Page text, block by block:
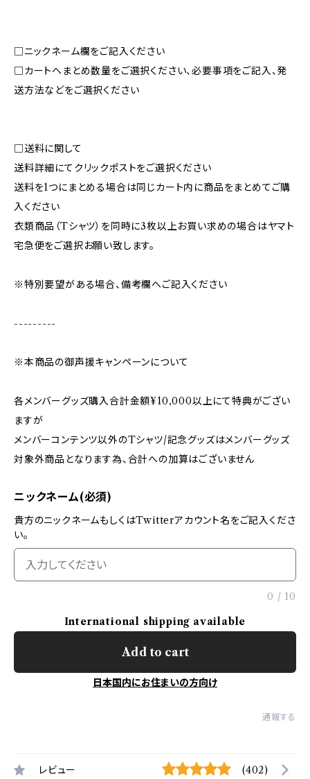
□ニックネーム欄をご記入ください
□カートへまとめ数量をご選択ください、必要事項をご記入、発
送方法などをご選択ください
□送料に関して
送料詳細にてクリックポストをご選択ください
送料を1つにまとめる場合は同じカート内に商品をまとめてご購
入ください
衣類商品（Tシャツ）を同時に3枚以上お買い求めの場合はヤマト
宅急便をご選択お願い致します。
※特別要望がある場合、備考欄へご記入ください
---------
※本商品の御声援キャンペーンについて
各メンバーグッズ購入合計金額¥10,000以上にて特典がござい
ますが
メンバーコンテンツ以外のTシャツ/記念グッズはメンバーグッズ
対象外商品となります為、合計への加算はございません
ニックネーム(必須)
貴方のニックネームもしくはTwitterアカウント名をご記入くださ
い。
0 / 10
International shipping available
Add to cart
日本国内にお住まいの方向け
通報する
レビュー (402)